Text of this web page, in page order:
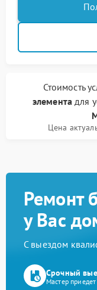
Стоимость
элементадля
Цена
Ремонт
у Вас
С выездом
Срочный
Мастер